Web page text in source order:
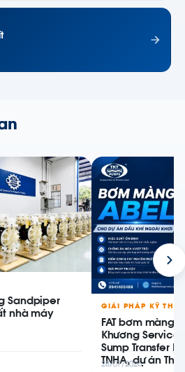
Sandpiper
nhà máy
GIẢI PHÁP KỸ
FAT bơm màng
Khương
Sump Transfer
TNHA, dự án
28/07/2026